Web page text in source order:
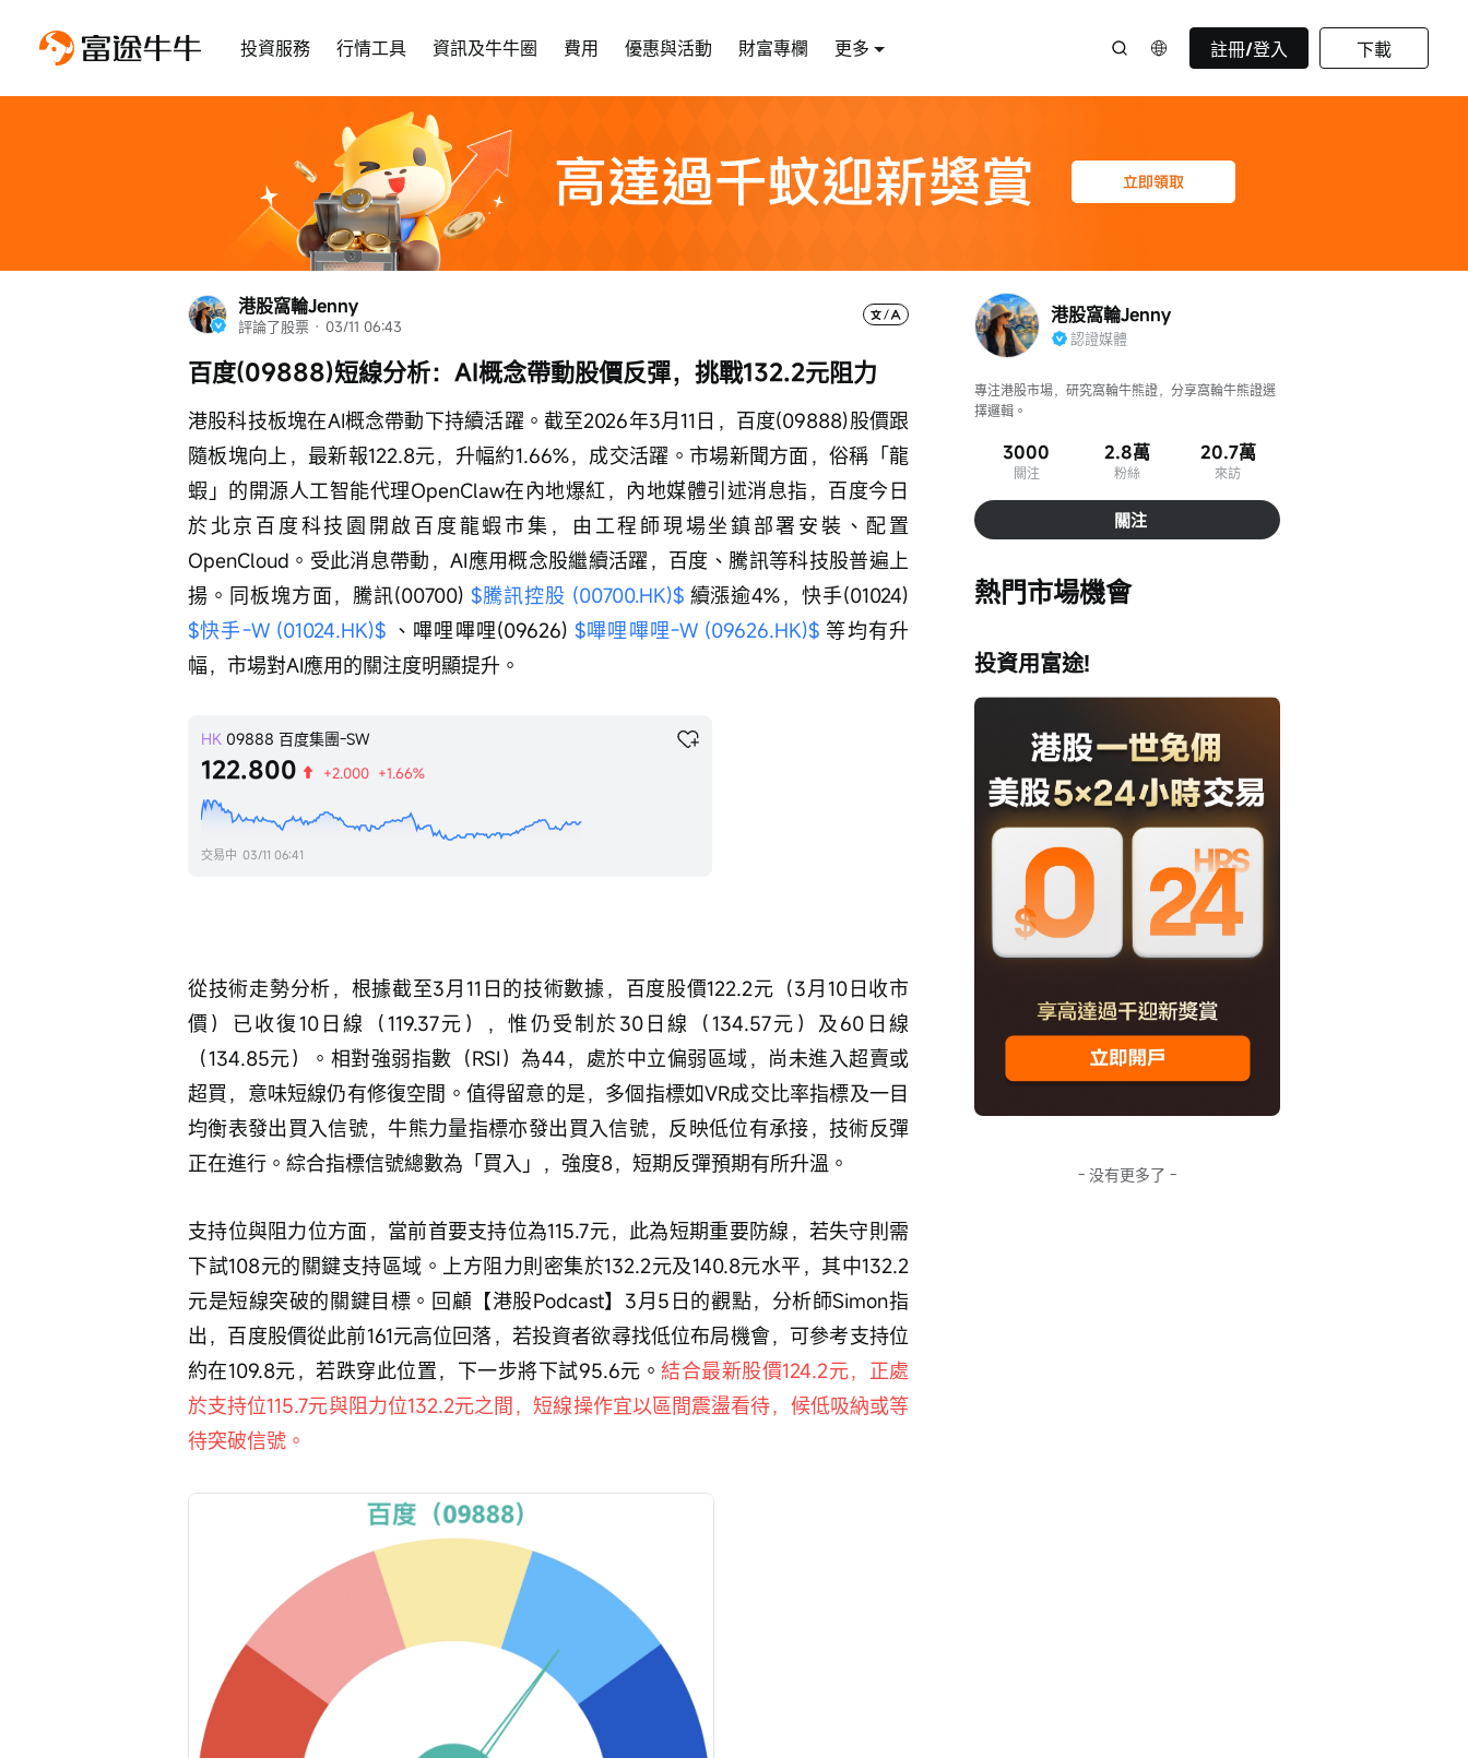
投資服務 行情工具 資訊及牛牛圈 費用 優惠與活動 財富專欄 更多 註冊/登入 下載
港股窩輪Jenny
評論了股票 · 03/11 06:43
百度(09888)短線分析：AI概念帶動股價反彈，挑戰132.2元阻力
港股科技板塊在AI概念帶動下持續活躍。截至2026年3月11日，百度(09888)股價跟
隨板塊向上，最新報122.8元，升幅約1.66%，成交活躍。市場新聞方面，俗稱「龍
蝦」的開源人工智能代理OpenClaw在內地爆紅，內地媒體引述消息指，百度今日
於北京百度科技園開啟百度龍蝦市集，由工程師現場坐鎮部署安裝、配置
OpenCloud。受此消息帶動，AI應用概念股繼續活躍，百度、騰訊等科技股普遍上
揚。同板塊方面，騰訊(00700) $騰訊控股 (00700.HK)$ 續漲逾4%，快手(01024)
$快手-W (01024.HK)$ 、嗶哩嗶哩(09626) $嗶哩嗶哩-W (09626.HK)$ 等均有升
幅，市場對AI應用的關注度明顯提升。
HK 09888 百度集團-SW
122.800 +2.000 +1.66%
交易中 03/11 06:41
從技術走勢分析，根據截至3月11日的技術數據，百度股價122.2元（3月10日收市
價）已收復10日線（119.37元），惟仍受制於30日線（134.57元）及60日線
（134.85元）。相對強弱指數（RSI）為44，處於中立偏弱區域，尚未進入超賣或
超買，意味短線仍有修復空間。值得留意的是，多個指標如VR成交比率指標及一目
均衡表發出買入信號，牛熊力量指標亦發出買入信號，反映低位有承接，技術反彈
正在進行。綜合指標信號總數為「買入」，強度8，短期反彈預期有所升溫。
支持位與阻力位方面，當前首要支持位為115.7元，此為短期重要防線，若失守則需
下試108元的關鍵支持區域。上方阻力則密集於132.2元及140.8元水平，其中132.2
元是短線突破的關鍵目標。回顧【港股Podcast】3月5日的觀點，分析師Simon指
出，百度股價從此前161元高位回落，若投資者欲尋找低位布局機會，可參考支持位
約在109.8元，若跌穿此位置，下一步將下試95.6元。結合最新股價124.2元，正處
於支持位115.7元與阻力位132.2元之間，短線操作宜以區間震盪看待，候低吸納或等
待突破信號。
港股窩輪Jenny
認證媒體
專注港股市場，研究窩輪牛熊證，分享窩輪牛熊證選
擇邏輯。
3000
關注
2.8萬
粉絲
20.7萬
來訪
關注
熱門市場機會
投資用富途!
- 没有更多了 -